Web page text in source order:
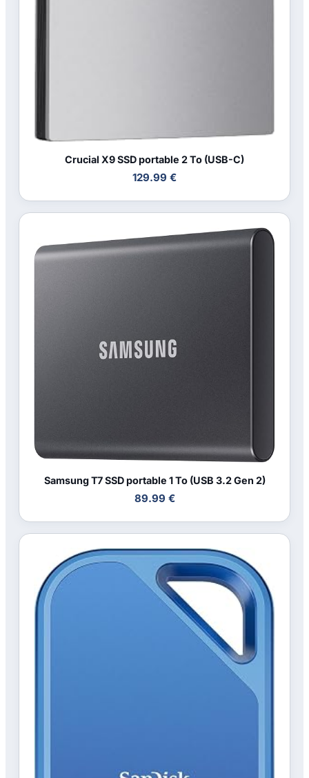
Crucial X9 SSD portable 2 To (USB-C)
129.99 €
Samsung T7 SSD portable 1 To (USB 3.2 Gen 2)
89.99 €